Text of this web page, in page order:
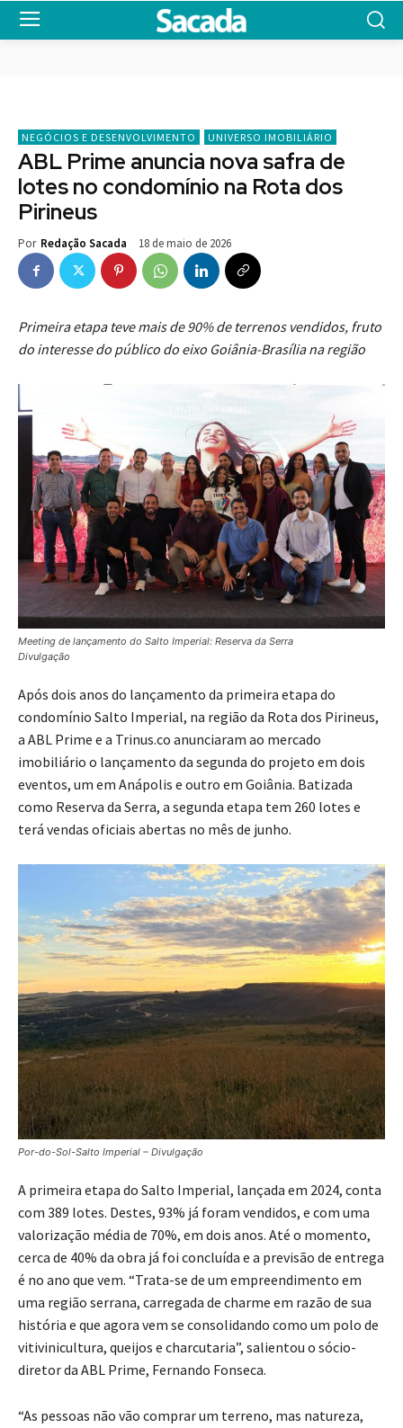
NEGÓCIOS E DESENVOLVIMENTO UNIVERSO IMOBILIÁRIO
ABL Prime anuncia nova safra de
lotes no condomínio na Rota dos
Pirineus
Por Redação Sacada 18 de maio de 2026
Primeira etapa teve mais de 90% de terrenos vendidos, fruto
do interesse do público do eixo Goiânia-Brasília na região
Meeting de lançamento do Salto Imperial: Reserva da Serra
Divulgação
Após dois anos do lançamento da primeira etapa do
condomínio Salto Imperial, na região da Rota dos Pirineus,
a ABL Prime e a Trinus.co anunciaram ao mercado
imobiliário o lançamento da segunda do projeto em dois
eventos, um em Anápolis e outro em Goiânia. Batizada
como Reserva da Serra, a segunda etapa tem 260 lotes e
terá vendas oficiais abertas no mês de junho.
Por-do-Sol-Salto Imperial – Divulgação
A primeira etapa do Salto Imperial, lançada em 2024, conta
com 389 lotes. Destes, 93% já foram vendidos, e com uma
valorização média de 70%, em dois anos. Até o momento,
cerca de 40% da obra já foi concluída e a previsão de entrega
é no ano que vem. “Trata-se de um empreendimento em
uma região serrana, carregada de charme em razão de sua
história e que agora vem se consolidando como um polo de
vitivinicultura, queijos e charcutaria”, salientou o sócio-
diretor da ABL Prime, Fernando Fonseca.
“As pessoas não vão comprar um terreno, mas natureza,